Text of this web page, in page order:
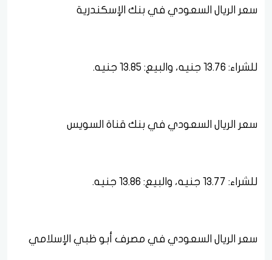
سعر الريال السعودي في بنك الإسكندرية
للشراء: 13.76 جنيه، والبيع: 13.85 جنيه.
سعر الريال السعودي في بنك قناة السويس
للشراء: 13.77 جنيه، والبيع: 13.86 جنيه.
سعر الريال السعودي في مصرف أبو ظبي الإسلامي